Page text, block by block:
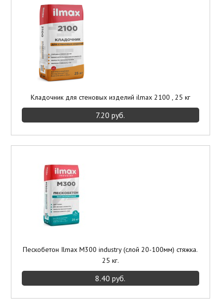
Кладочник для стеновых изделий ilmax 2100 , 25 кг
7.20 руб.
Пескобетон Ilmax М300 industry (слой 20-100мм) стяжка.
25 кг.
8.40 руб.